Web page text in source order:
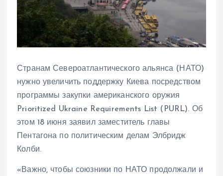
Странам Североатлантического альянса (НАТО)
нужно увеличить поддержку Киева посредством
программы закупки американского оружия
Prioritized Ukraine Requirements List (PURL). Об
этом 18 июня заявил заместитель главы
Пентагона по политическим делам Элбридж
Колби.
«Важно, чтобы союзники по НАТО продолжали и